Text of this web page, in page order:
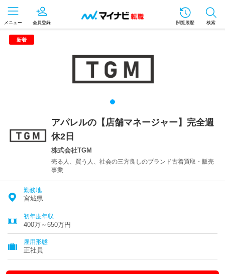
メニュー 会員登録 閲覧履歴 検索
新着
アパレルの【店舗マネージャー】完全週
休2日
株式会社TGM
売る人、買う人、社会の三方良しのブランド古着買取・販売
事業
勤務地
宮城県
初年度年収
400万～650万円
雇用形態
正社員